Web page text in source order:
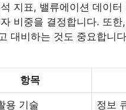
지표, 밸류에이션 데이
비중을 결정합니다. 또
대비하는 것도 중요합니
항목
용 기술 정보